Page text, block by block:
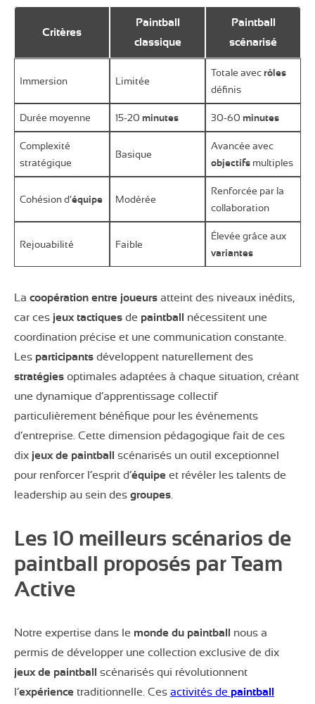
Critères
Paintball
classique
Paintball
scénarisé
Immersion Limitée
Totale avecrôles
définis
Durée moyenne 15-20 minutes 30-60 minutes
Complexité
stratégique
Basique
Avancée avec
objectifs multiples
Cohésion d’équipe Modérée
Renforcée par la
collaboration
Rejouabilité Faible
Élevée grâce aux
variantes
La coopération entre joueurs atteint des niveaux inédits,
car ces jeux tactiques de paintball nécessitent une
coordination précise et une communication constante.
Les participants développent naturellement des
stratégies optimales adaptées à chaque situation, créant
une dynamique d’apprentissage collectif
particulièrement bénéfique pour les événements
d’entreprise. Cette dimension pédagogique fait de ces
dix jeux de paintball scénarisés un outil exceptionnel
pour renforcer l’esprit d’équipe et révéler les talents de
leadership au sein des groupes
Les 10 meilleurs scénarios de
paintball proposés par Team
Active
Notre expertise dans le monde du paintball nous a
permis de développer une collection exclusive de dix
jeux de paintball scénarisés qui révolutionnent
l’expérience traditionnelle. Ces activités de paintball